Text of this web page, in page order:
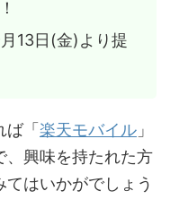
13日(金)より提
「 楽天モバイル 」
、興味を持たれた方
はいかがでしょう